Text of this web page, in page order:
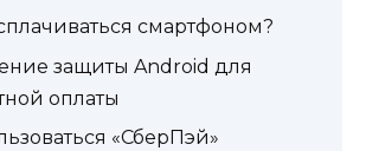
смартфоном?
защиты Android для
оплаты
«СберПэй»